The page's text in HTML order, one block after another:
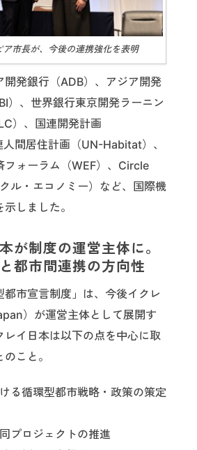
ア市長が、今後の連携強化を表明
開発銀行（ADB）、アジア開発
）、世界銀行東京開発ラーニン
）、国連開発計画
人間居住計画（UN-Habitat）、
フォーラム（WEF）、Circle
ル・エコノミー）など、国際機
しました。
が制度の運営主体に。
都市間連携の方向性
都市宣言制度」は、今後イクレ
）が運営主体として展開す
レイ日本は以下の点を中心に取
こと。
る循環型都市戦略・政策の策定
プロジェクトの推進